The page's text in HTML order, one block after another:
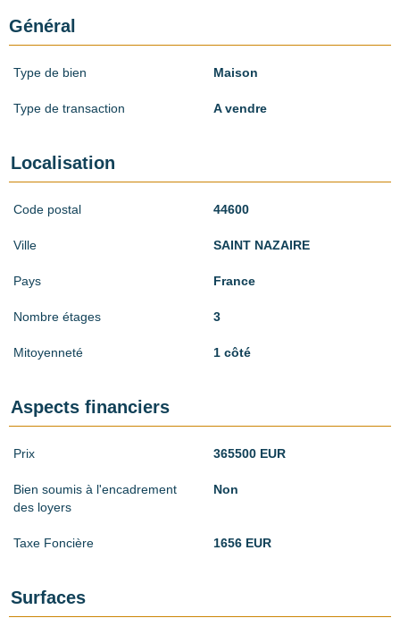
Général
Type de bien Maison
Type de transaction A vendre
Localisation
Code postal 44600
Ville SAINT NAZAIRE
Pays France
Nombre étages 3
Mitoyenneté 1 côté
Aspects financiers
Prix 365500 EUR
Bien soumis à l'encadrement
des loyers
Non
Taxe Foncière 1656 EUR
Surfaces